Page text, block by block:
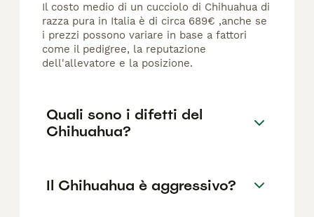
Il costo medio di un cucciolo di Chihuahua di
razza pura in Italia è di circa 689€ ,anche se
i prezzi possono variare in base a fattori
come il pedigree, la reputazione
dell'allevatore e la posizione.
Quali sono i difetti del
Chihuahua?
Il Chihuahua è aggressivo?